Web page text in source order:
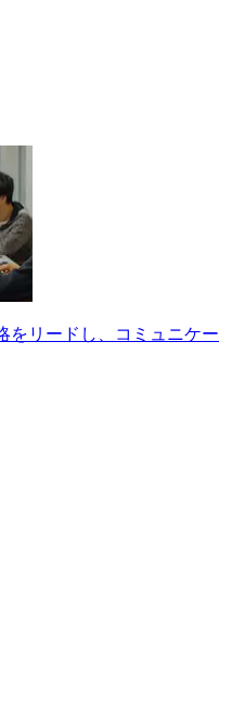
をリードし、コミュニケー